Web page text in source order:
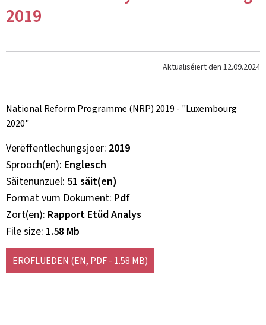
2019
Aktualiséiert den 12.09.2024
National Reform Programme (NRP) 2019 - "Luxembourg
2020"
Verëffentlechungsjoer 2019
Sprooch(en) Englesch
Säitenunzuel 51 säit(en)
Format vum Dokument Pdf
Zort(en) Rapport Etüd Analys
File size 1.58 Mb
EROFLUEDEN (EN, PDF - 1.58 MB)